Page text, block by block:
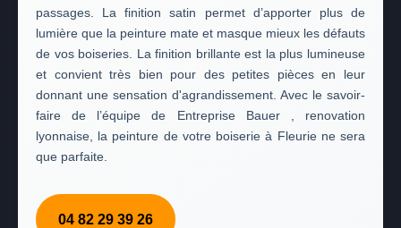
passages. La finition satin permet d’apporter plus de
lumière que la peinture mate et masque mieux les défauts
de vos boiseries. La finition brillante est la plus lumineuse
et convient très bien pour des petites pièces en leur
donnant une sensation d'agrandissement. Avec le savoir-
faire de l’équipe de Entreprise Bauer , renovation
lyonnaise, la peinture de votre boiserie à Fleurie ne sera
que parfaite.
04 82 29 39 26